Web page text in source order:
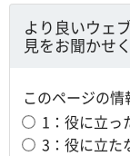
より良いウェ
見をお聞かせ
このページの
1：役に立っ
3：役に立た